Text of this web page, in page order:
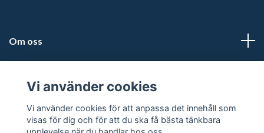
Om oss
Läs mer
Vi använder cookies
Vi använder cookies för att anpassa det innehåll som
visas för dig och för att du ska få bästa tänkbara